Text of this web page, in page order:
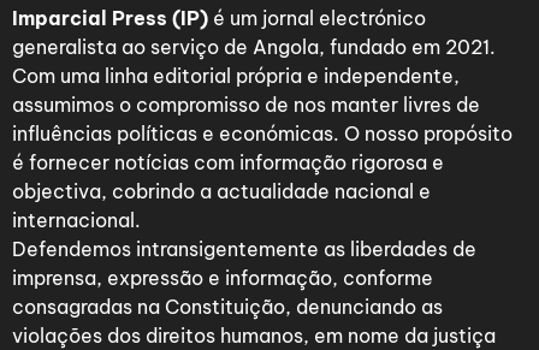
Imparcial Press (IP) é um jornal electrónico
generalista ao serviço de Angola, fundado em 2021.
Com uma linha editorial própria e independente,
assumimos o compromisso de nos manter livres de
influências políticas e económicas. O nosso propósito
é fornecer notícias com informação rigorosa e
objectiva, cobrindo a actualidade nacional e
internacional.
Defendemos intransigentemente as liberdades de
imprensa, expressão e informação, conforme
consagradas na Constituição, denunciando as
violações dos direitos humanos, em nome da justiça